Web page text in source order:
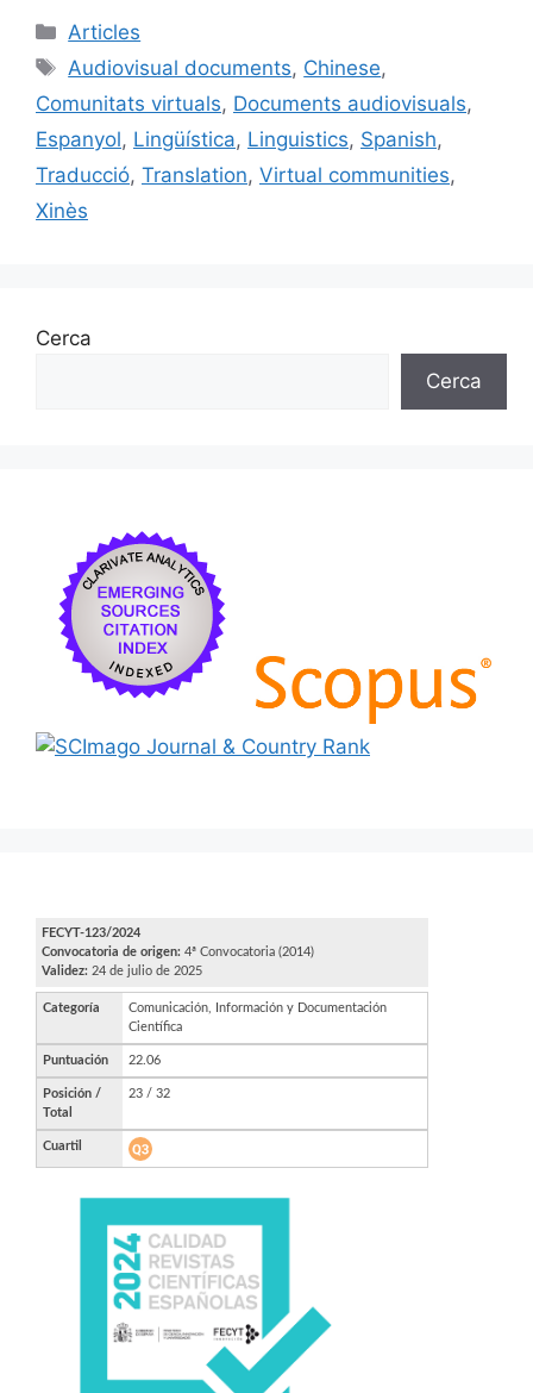
c
e
b
o
o
k
ai
l
s
k
y
e
dI
n
p
ar
te
ix
Categories
Articles
Etiquetes
Audiovisual documents, Chinese,
Comunitats virtuals, Documents audiovisuals,
Espanyol, Lingüística, Linguistics, Spanish,
Traducció, Translation, Virtual communities,
Xinès
Cerca
Cerca